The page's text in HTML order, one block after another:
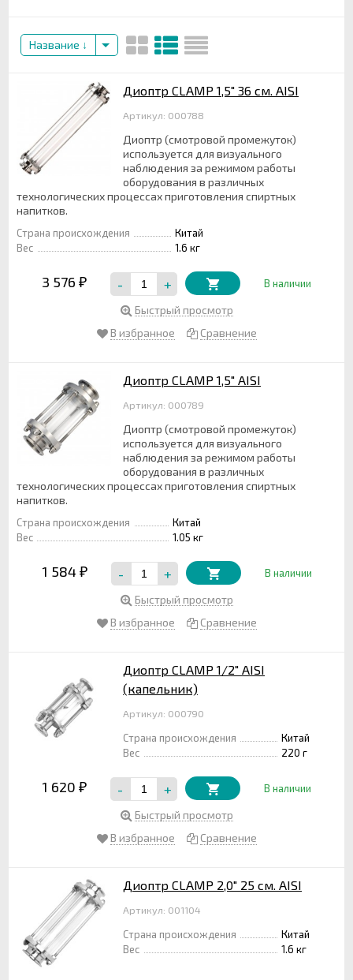
Название
Диоптр CLAMP 1,5" 36 см. AISI
Артикул: 000788
Диоптр (смотровой промежуток)
используется для визуального
наблюдения за режимом работы
оборудования в различных
технологических процессах приготовления спиртных
напитков.
Страна происхождения
Китай
Вес
1.6 кг
3 576 ₽ - + В наличии
Быстрый просмотр
В избранное
Сравнение
Диоптр CLAMP 1,5" AISI
Артикул: 000789
Диоптр (смотровой промежуток)
используется для визуального
наблюдения за режимом работы
оборудования в различных
технологических процессах приготовления спиртных
напитков.
Страна происхождения
Китай
Вес
1.05 кг
1 584 ₽ - + В наличии
Быстрый просмотр
В избранное
Сравнение
Диоптр CLAMP 1/2" AISI
(капельник)
Артикул: 000790
Страна происхождения
Китай
Вес
220 г
1 620 ₽ - + В наличии
Быстрый просмотр
В избранное
Сравнение
Диоптр CLAMP 2,0" 25 см. AISI
Артикул: 001104
Страна происхождения
Китай
Вес
1.6 кг